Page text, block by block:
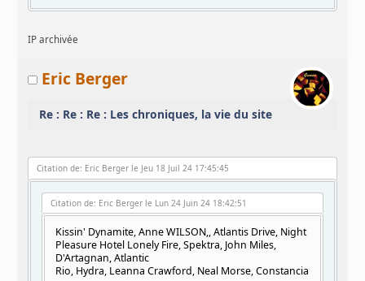
IP archivée
Eric Berger
Re : Re : Re : Les chroniques, la vie du site
Citation de: Eric Berger le Jeu 18 Juil 24 17:45:45
Citation de: Eric Berger le Lun 24 Juin 24 18:42:51
Kissin' Dynamite, Anne WILSON,, Atlantis Drive, Night
Pleasure Hotel Lonely Fire, Spektra, John Miles,
D'Artagnan, Atlantic
Rio, Hydra, Leanna Crawford, Neal Morse, Constancia